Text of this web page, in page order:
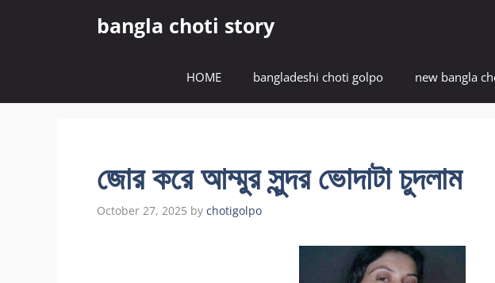
bangla choti story
HOME bangladeshi choti golpo new bangla
জোর করে আম্মুর সুন্দর ভোদাটা চুদলাম
October 27, 2025 by chotigolpo